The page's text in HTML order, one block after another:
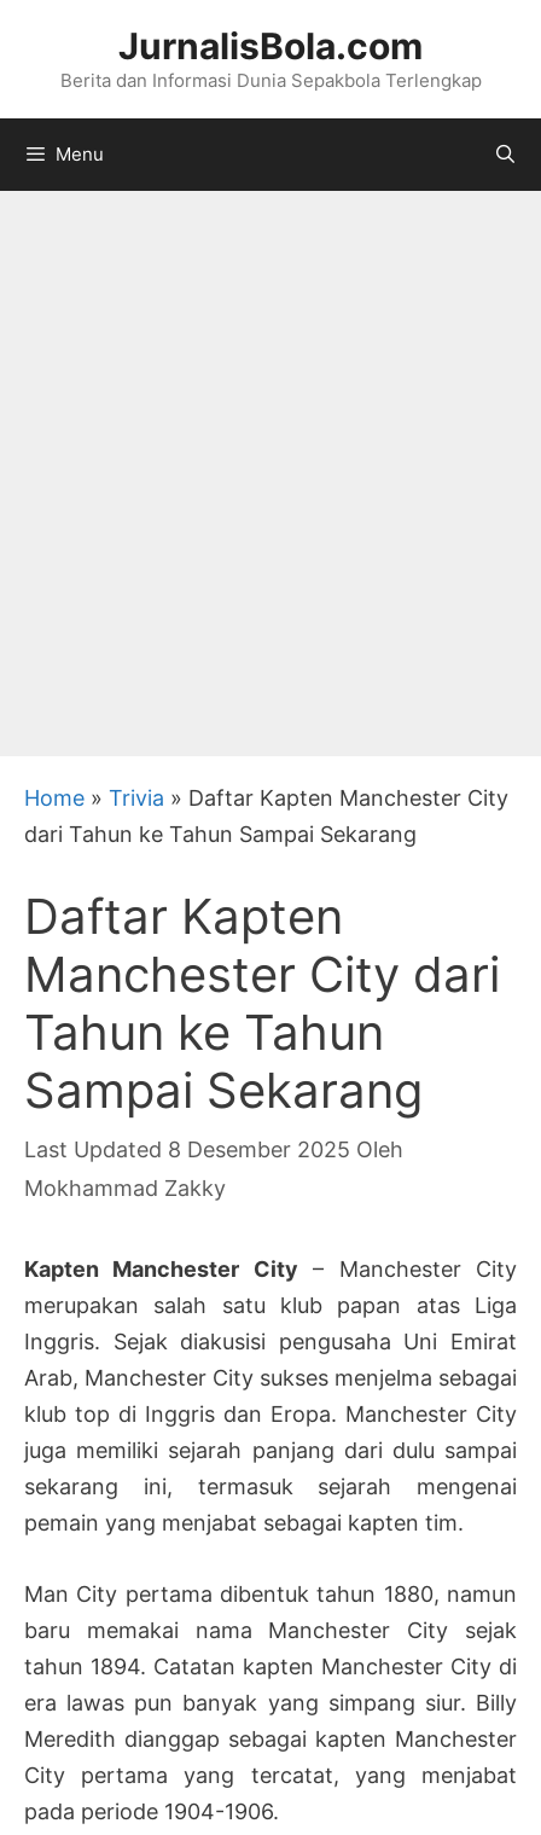
JurnalisBola.com
Berita dan Informasi Dunia Sepakbola Terlengkap
Menu
Home » Trivia » Daftar Kapten Manchester City
dari Tahun ke Tahun Sampai Sekarang
Daftar Kapten
Manchester City dari
Tahun ke Tahun
Sampai Sekarang
8 Desember 2025 Oleh
Mokhammad Zakky
Kapten Manchester City – Manchester City
merupakan salah satu klub papan atas Liga
Inggris. Sejak diakusisi pengusaha Uni Emirat
Arab, Manchester City sukses menjelma sebagai
klub top di Inggris dan Eropa. Manchester City
juga memiliki sejarah panjang dari dulu sampai
sekarang ini, termasuk sejarah mengenai
pemain yang menjabat sebagai kapten tim.
Man City pertama dibentuk tahun 1880, namun
baru memakai nama Manchester City sejak
tahun 1894. Catatan kapten Manchester City di
era lawas pun banyak yang simpang siur. Billy
Meredith dianggap sebagai kapten Manchester
City pertama yang tercatat, yang menjabat
pada periode 1904-1906.